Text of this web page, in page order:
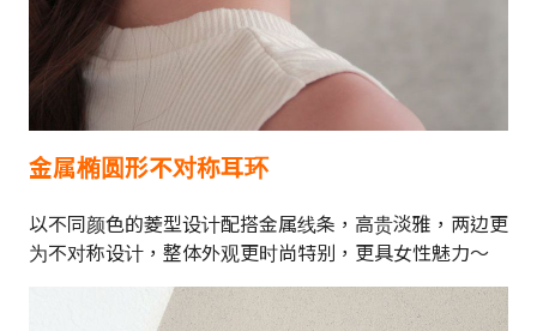
金属椭圆形不对称耳环
以不同颜色的菱型设计配搭金属线条，高贵淡雅，两边更
为不对称设计，整体外观更时尚特别，更具女性魅力～